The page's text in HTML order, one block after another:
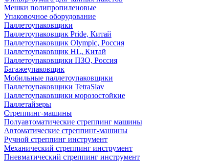
Мешки полипропиленовые
Упаковочное оборудование
Паллетоупаковщики
Паллетоупаковщик Pride, Китай
Паллетоупаковщик Olympic, Россия
Паллетоупаковщик HL, Китай
Паллетоупаковщики ПЗО, Россия
Багажеупаковщик
Мобильные паллетоупаковщики
Паллетоупаковщики TetraSlav
Паллетоупаковщики морозостойкие
Паллетайзеры
Стреппинг-машины
Полуавтоматические стреппинг машины
Автоматические стреппинг-машины
Ручной стреппинг инструмент
Механический стреппинг инструмент
Пневматический стреппинг инструмент